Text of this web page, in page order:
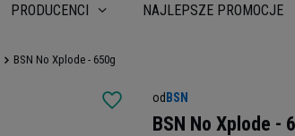
PRODUCENCI NAJLEPSZE PROMOCJE
BSN No Xplode - 650g
od BSN
BSN No Xplode -